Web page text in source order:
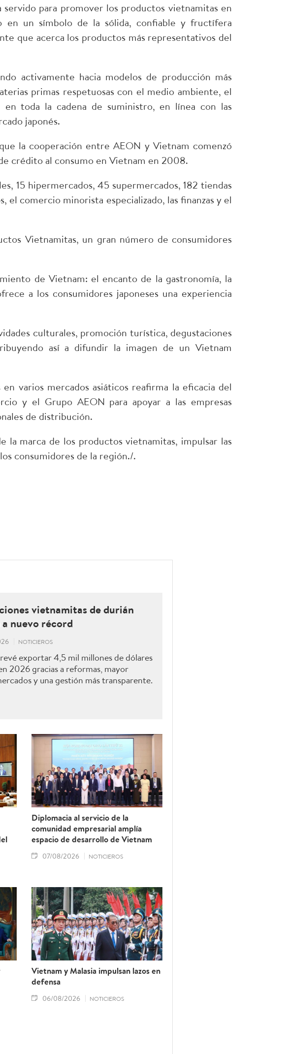
para promover los productos vietnamitas en
en un símbolo de la sólida, confiable y fructífera
que acerca los productos más representativos del
activamente hacia modelos de producción más
primas respetuosas con el medio ambiente, el
toda la cadena de suministro, en línea con las
japonés.
la cooperación entre AEON y Vietnam comenzó
crédito al consumo en Vietnam en 2008.
15 hipermercados, 45 supermercados, 182 tiendas
el comercio minorista especializado, las finanzas y el
Vietnamitas, un gran número de consumidores
de Vietnam: el encanto de la gastronomía, la
a los consumidores japoneses una experiencia
culturales, promoción turística, degustaciones
así a difundir la imagen de un Vietnam
varios mercados asiáticos reafirma la eficacia del
y el Grupo AEON para apoyar a las empresas
de distribución.
marca de los productos vietnamitas, impulsar las
consumidores de la región./.
vietnamitas de durián
nuevo récord
NOTICIEROS
exportar 4,5 mil millones de dólares
2026 gracias a reformas, mayor
y una gestión más transparente.
Diplomacia al servicio de la
comunidad empresarial amplía
espacio de desarrollo de Vietnam
07/08/2026 NOTICIEROS
Vietnam y Malasia impulsan lazos en
defensa
06/08/2026 NOTICIEROS